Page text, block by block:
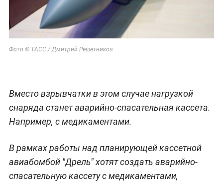
Фото © ТАСС / Дмитрий Решетников
Вместо взрывчатки в этом случае нагрузкой
снаряда станет аварийно-спасательная кассета.
Например, с медикаментами.
В рамках работы над планирующей кассетной
авиабомбой "Дрель" хотят создать аварийно-
спасательную кассету с медикаментами,